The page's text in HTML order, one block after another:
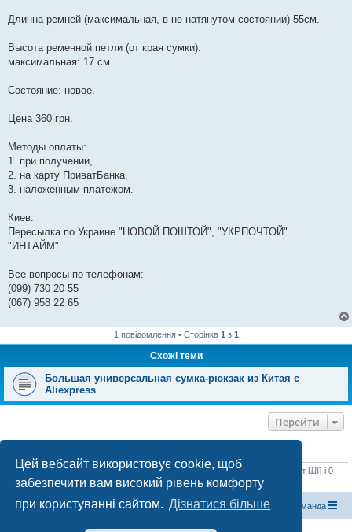
Цей вебсайт використовує cookie, щоб
забезпечити вам високий рівень комфорту
при користуванні сайтом. Дізнатися більше
Длинна ремней (максимальная, в не натянутом состоянии) 55см.
Высота ременной петли (от края сумки):
максимальная: 17 см
Состояние: новое.
Цена 360 грн.
Методы оплаты:
1. при получении,
2. на карту ПриватБанка,
3. наложенным платежом.
Киев.
Пересылка по Украине "НОВОЙ ПОШТОЙ", "УКРПОЧТОЙ"
"ИНТАЙМ".
Все вопросы по телефонам:
(099) 730 20 55
(067) 958 22 65
1 повідомлення • Сторінка 1 з 1
Схожі теми
Большая универсальная сумка-рюкзак из Китая с
Aliexpress
Перейти
Зараз переглядають цей форум:Baidu [пошуковий бот], ClaudeBot [бот ШІ] і 0
гостей
Магазин спорядження Туристичний форум «Рюкзак» Команда